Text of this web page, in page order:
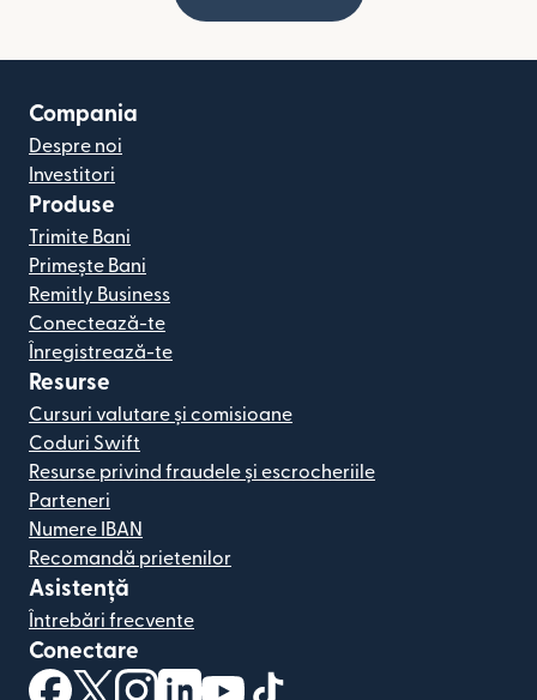
Compania
Despre noi
Investitori
Produse
Trimite Bani
Primește Bani
Remitly Business
Conectează-te
Înregistrează-te
Resurse
Cursuri valutare și comisioane
Coduri Swift
Resurse privind fraudele și escrocheriile
Parteneri
Numere IBAN
Recomandă prietenilor
Asistență
Întrebări frecvente
Conectare
(se deschide într-o fereastră nouă)
(se deschide într-o fereastră nouă)
(se deschide într-o fereastră nouă)
(se deschide într-o fereastră nouă)
(se deschide într-o fereastră